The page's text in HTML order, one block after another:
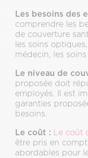
Les besoins des
comprendre les
de couverture
les soins
médecin, les
Le niveau de
proposée doit
employés. Il est
garanties
besoins.
Le coût : Le coût
être pris en
abordables pour